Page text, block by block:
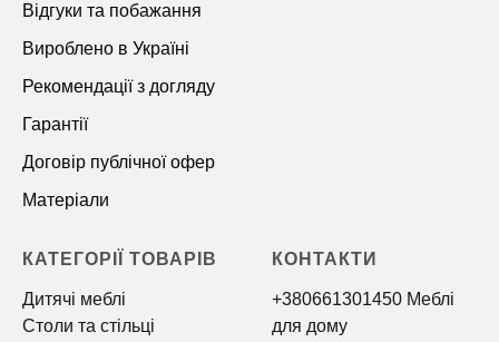
Відгуки та побажання
Вироблено в Україні
Рекомендації з догляду
Гарантії
Договір публічної офер
Матеріали
КАТЕГОРІЇ ТОВАРІВ
Дитячі меблі
Столи та стільці
КОНТАКТИ
+380661301450 Меблі
для дому